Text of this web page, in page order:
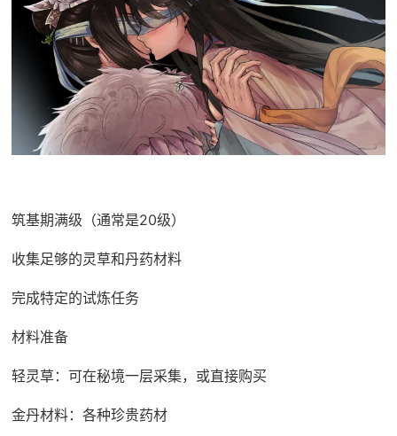
筑基期满级（通常是20级）
收集足够的灵草和丹药材料
完成特定的试炼任务
材料准备
轻灵草：可在秘境一层采集，或直接购买
金丹材料：各种珍贵药材